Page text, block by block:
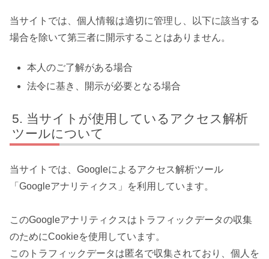
当サイトでは、個人情報は適切に管理し、以下に該当する
場合を除いて第三者に開示することはありません。
本人のご了解がある場合
法令に基き、開示が必要となる場合
当サイトが使用しているアクセス解析
ツールについて
当サイトでは、Googleによるアクセス解析ツール
「Googleアナリティクス」を利用しています。
このGoogleアナリティクスはトラフィックデータの収集
のためにCookieを使用しています。
このトラフィックデータは匿名で収集されており、個人を